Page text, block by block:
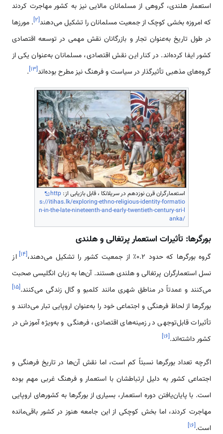
استعمار هلندی، گروهی از مسلمانان مالایی نیز به کشور مهاجرت کردند
که امروزه بخشی کوچک از جمعیت مسلمانان را تشکیل می‌دهند[۲]. مورزها
در طول تاریخ به‌عنوان تجار و بازرگانان نقش مهمی در توسعه اقتصادی
کشور ایفا کرده‌اند. در کنار این نقش اقتصادی، مسلمانان به‌عنوان یکی از
گروه‌های مذهبی تأثیرگذار در سیاست و فرهنگ نیز مطرح بوده‌اند[۱۳]
.
استعمارگران قرن نوزدهم در سریلانکا ، قابل بازیابی از: http
s://itihas.lk/exploring-ethno-religious-identity-formatio
n-in-the-late-nineteenth-and-early-twentieth-century-sri-l
anka/
بورگرها: تأثیرات استعمار پرتغالی و هلندی
گروه بورگرها که حدود ۰.۲٪ از جمعیت کشور را تشکیل می‌دهند، [۱۴]از
نسل استعمارگران پرتغالی و هلندی هستند. آن‌ها به زبان انگلیسی صحبت
می‌کنند و عمدتاً در مناطق شهری مانند کلمبو و گال زندگی می‌کنند.[۱۵]
بورگرها از لحاظ فرهنگی و اجتماعی خود را به‌عنوان اروپایی تبار می‌دانند و
تأثیرات قابل‌توجهی در زمینه‌های اقتصادی، فرهنگی و به‌ویژه آموزش در
کشور داشته‌اند.[۱۶]
اگرچه تعداد بورگرها نسبتاً کم است، اما نقش آن‌ها در تاریخ فرهنگی و
اجتماعی کشور به دلیل ارتباطشان با استعمار و فرهنگ غربی مهم بوده
است. با پایان‌یافتن دوره استعمار، بسیاری از بورگرها به کشورهای اروپایی
مهاجرت کردند، اما بخش کوچکی از این جامعه هنوز در کشور باقی‌مانده
است.[۱۶]